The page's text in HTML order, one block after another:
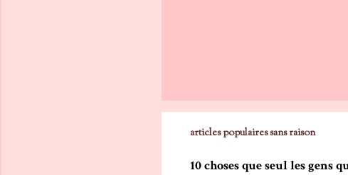
articles populaires sans raison
10 choses que seul les